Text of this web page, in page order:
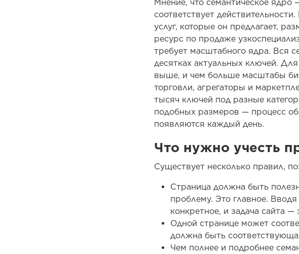
Мнение, что семантическое ядро
соответствует
услуг, которые он предлагает,
ресурс по продаже
требует масштабного ядра. Вся
десятках актуальных ключей.
выше, и чем больше масштабы
торговли, агрегаторы и
тысяч ключей под разные
подобных размеров — процесс
появляются каждый день.
Что нужно учесть
Существует несколько правил,
Страница должна быть
проблему. Это главное.
конкретное, и задача сайта —
Одной странице может
должна быть
Чем полнее и подробнее